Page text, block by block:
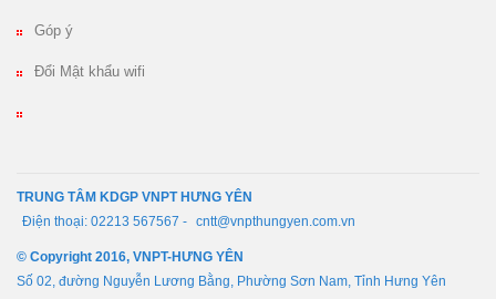
Góp ý
Đổi Mật khẩu wifi
TRUNG TÂM KDGP VNPT HƯNG YÊN
Điện thoại: 02213 567567 - cntt@vnpthungyen.com.vn
© Copyright 2016, VNPT-HƯNG YÊN
Số 02, đường Nguyễn Lương Bằng, Phường Sơn Nam, Tỉnh Hưng Yên